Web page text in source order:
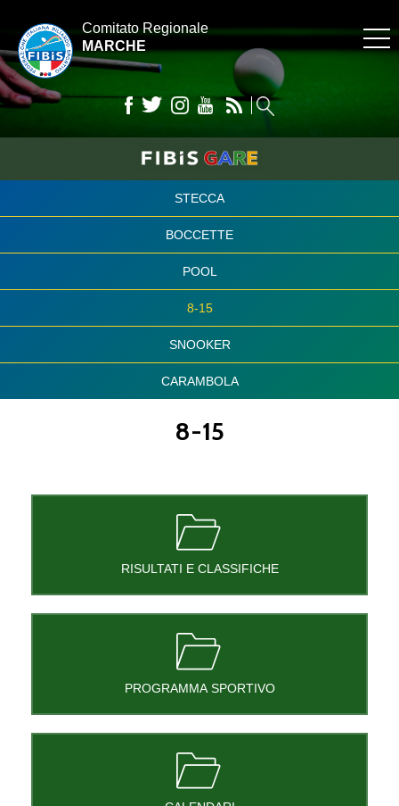
Comitato Regionale
MARCHE
STECCA
BOCCETTE
POOL
8-15
SNOOKER
CARAMBOLA
8-15
RISULTATI E CLASSIFICHE
PROGRAMMA SPORTIVO